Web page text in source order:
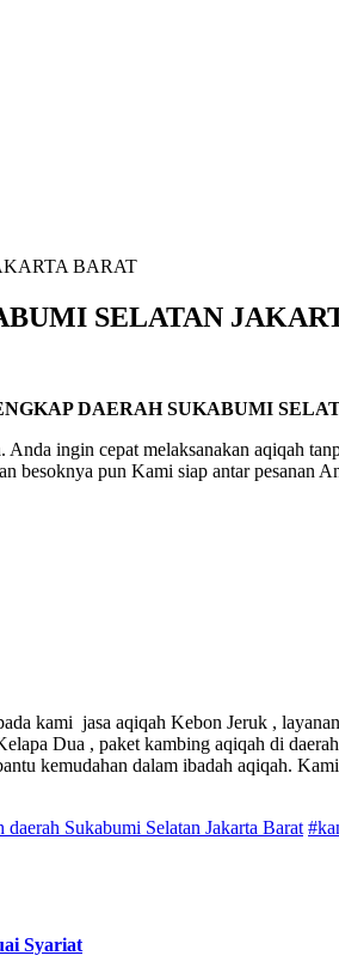
BARAT
SELATAN
DAERAH SUKABUMI
ingin cepat melaksanakan aqiqah
pun Kami siap antar pesanan
kami jasa aqiqah Kebon Jeruk ,
Dua , paket kambing aqiqah di
kemudahan dalam ibadah aqiqah.
daerah Sukabumi Selatan Jakarta Barat
Syariat